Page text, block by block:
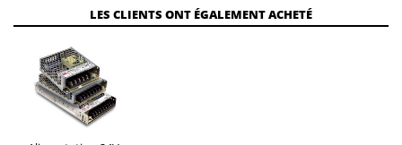
LES CLIENTS ONT ÉGALEMENT ACHETÉ